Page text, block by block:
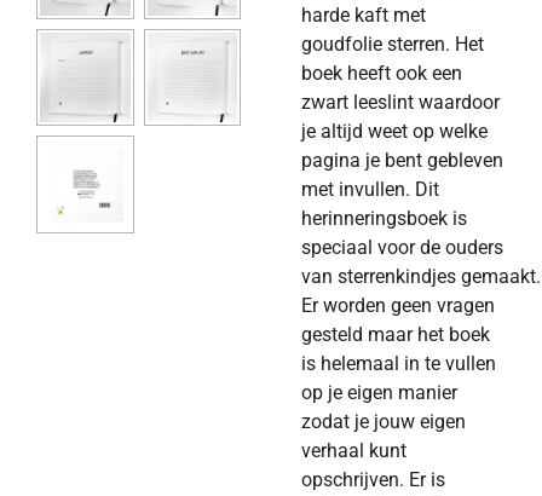
harde kaft met
goudfolie sterren. Het
boek heeft ook een
zwart leeslint waardoor
je altijd weet op welke
pagina je bent gebleven
met invullen. Dit
herinneringsboek is
speciaal voor de ouders
van sterrenkindjes gemaakt.
Er worden geen vragen
gesteld maar het boek
is helemaal in te vullen
op je eigen manier
zodat je jouw eigen
verhaal kunt
opschrijven. Er is